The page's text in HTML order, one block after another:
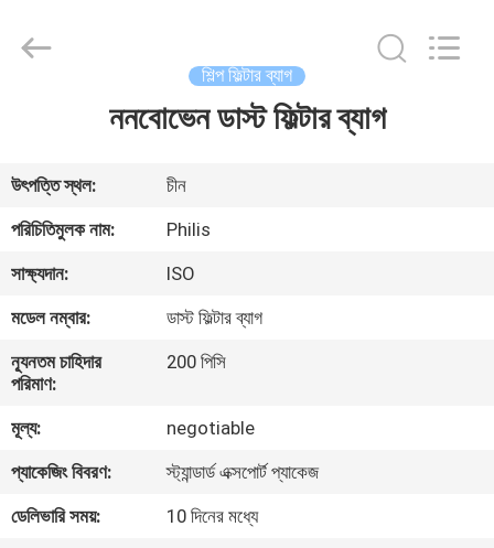
পণ্য
আমাদের
কারখানা
মান
নিয়ন্ত্রণ
Technology
শিল্প ফিল্টার ব্যাগ
ননবোভেন ডাস্ট ফিল্টার ব্যাগ
উৎপত্তি স্থল:
চীন
পরিচিতিমুলক নাম:
Philis
সাক্ষ্যদান:
ISO
মডেল নম্বার:
ডাস্ট ফিল্টার ব্যাগ
ন্যূনতম চাহিদার
পরিমাণ:
200 পিসি
মূল্য:
negotiable
প্যাকেজিং বিবরণ:
স্ট্যান্ডার্ড এক্সপোর্ট প্যাকেজ
ডেলিভারি সময়:
10 দিনের মধ্যে